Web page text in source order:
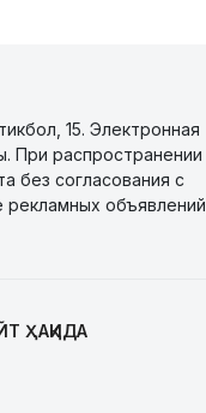
15. Электронная
При распространении
без согласования с
объявлений,
ҲАҚИДА